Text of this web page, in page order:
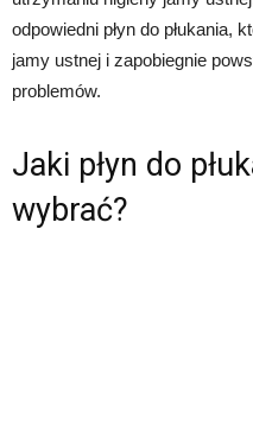
odpowiedni płyn do płukania,
jamy ustnej i zapobiegnie
problemów.
Jaki płyn do
wybrać?